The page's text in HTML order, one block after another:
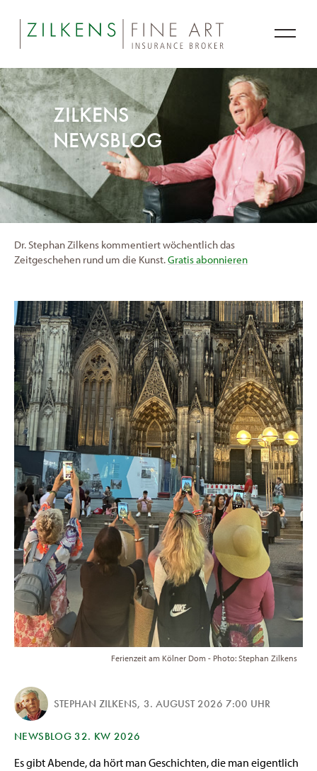
ZILKENS
NEWSBLOG
Dr. Stephan Zilkens kommentiert wöchentlich das
Zeitgeschehen rund um die Kunst.Gratis abonnieren
Ferienzeit am Kölner Dom - Photo: Stephan Zilkens
STEPHAN ZILKENS, 3. AUGUST 2026 7:00 UHR
NEWSBLOG 32. KW 2026
Es gibt Abende, da hört man Geschichten, die man eigentlich